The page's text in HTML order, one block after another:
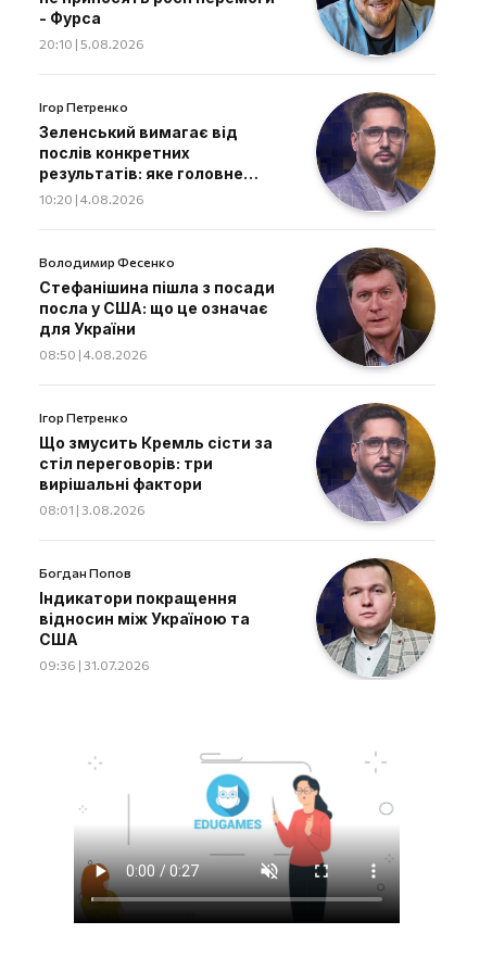
- Фурса
20:10 | 5.08.2026
Ігор Петренко
Зеленський вимагає від
послів конкретних
результатів: яке головне
завдання дипломатів
10:20 | 4.08.2026
Володимир Фесенко
Стефанішина пішла з посади
посла у США: що це означає
для України
08:50 | 4.08.2026
Ігор Петренко
Що змусить Кремль сісти за
стіл переговорів: три
вирішальні фактори
08:01 | 3.08.2026
Богдан Попов
Індикатори покращення
відносин між Україною та
США
09:36 | 31.07.2026